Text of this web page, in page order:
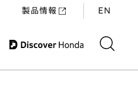
製品情報 EN